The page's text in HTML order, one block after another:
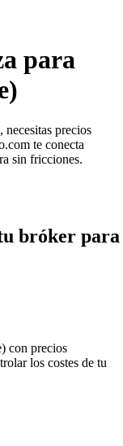
para
precios
te conecta
sin fricciones.
bróker para
con precios
los costes de tu